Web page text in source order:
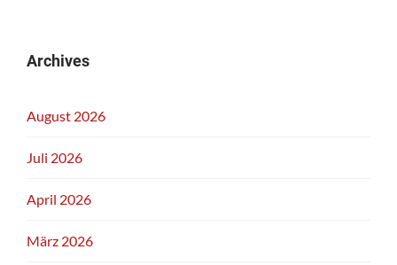
Archives
August 2026
Juli 2026
April 2026
März 2026